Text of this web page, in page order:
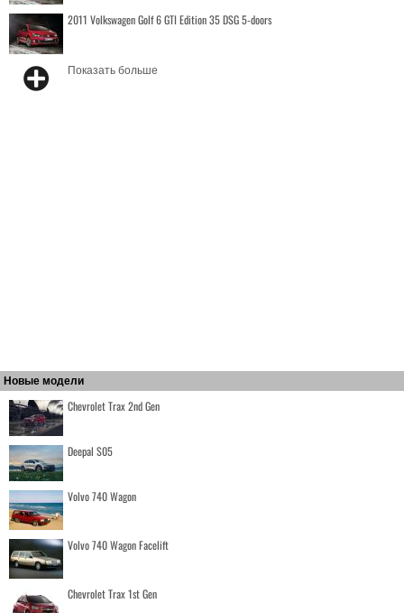
2011 Volkswagen Golf 6 GTI Edition 35 DSG 5-doors
Показать больше
Новые модели
Chevrolet Trax 2nd Gen
Deepal S05
Volvo 740 Wagon
Volvo 740 Wagon Facelift
Chevrolet Trax 1st Gen